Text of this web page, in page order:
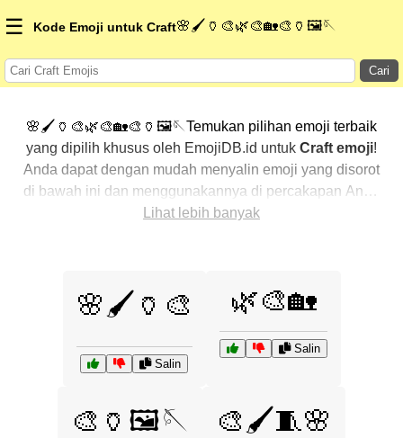
☰ Kode Emoji untuk Craft🌸🖌️🏺🎨🌿🎨🏡🎨🏺🖼️🪡
Cari
🌸🖌️🏺🎨🌿🎨🏡🎨🏺🖼️🪡Temukan pilihan emoji terbaik
yang dipilih khusus oleh EmojiDB.id untuk Craft emoji!
Anda dapat dengan mudah menyalin emoji yang disorot
di bawah ini dan menggunakannya di percakapan Anda
untuk menambahkan sentuhan pribadi. Kami telah
baru dalam mengekspresikan Craft dengan emoji
Lihat lebih banyak
🌸🖌️🏺🎨
Salin
🌿🎨🏡
Salin
🎨🏺🖼️🪡 🎨🖌️🧵🌸